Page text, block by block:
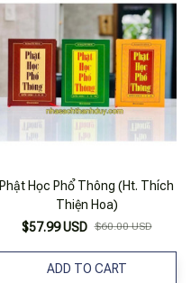
Phật Học Phổ Thông (Ht. Thích
Thiện Hoa)
$57.99 USD $60.00 USD
ADD TO CART